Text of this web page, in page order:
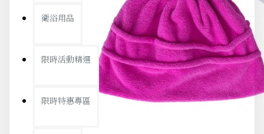
衛浴用品
限時活動精選
限時特惠專區